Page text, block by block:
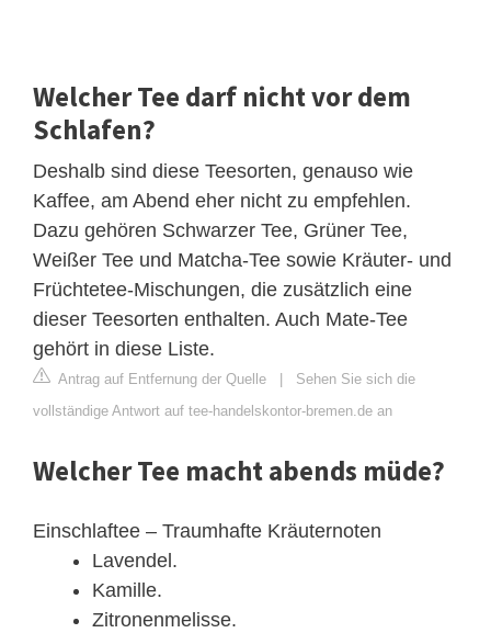
Welcher Tee darf nicht vor dem
Schlafen?
Deshalb sind diese Teesorten, genauso wie
Kaffee, am Abend eher nicht zu empfehlen.
Dazu gehören Schwarzer Tee, Grüner Tee,
Weißer Tee und Matcha-Tee sowie Kräuter- und
Früchtetee-Mischungen, die zusätzlich eine
dieser Teesorten enthalten. Auch Mate-Tee
gehört in diese Liste.
Antrag auf Entfernung der Quelle
Sehen Sie sich die
vollständige Antwort auf tee-handelskontor-bremen.de an
Welcher Tee macht abends müde?
Einschlaftee – Traumhafte Kräuternoten
Lavendel.
Kamille.
Zitronenmelisse.